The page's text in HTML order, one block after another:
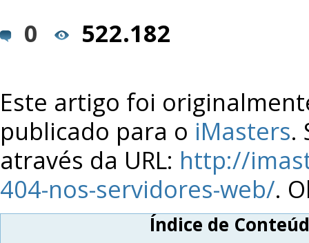
0 522.182
Este artigo foi
publicado para o iMasters.
através da URL: http://
404-nos-servidores-web/.
Índice de